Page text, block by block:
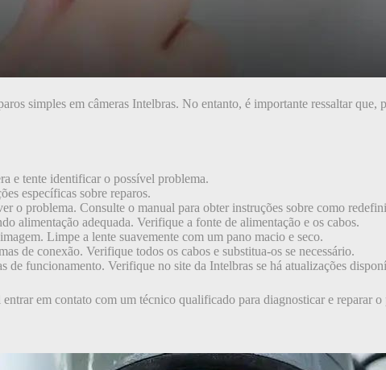
simples em câmeras Intelbras. No entanto, é importante ressaltar
e tente identificar o possível problema.
específicas sobre reparos.
o problema. Consulte o manual para obter instruções sobre como
alimentação adequada. Verifique a fonte de alimentação e os cabos.
Limpe a lente suavemente com um pano macio e seco.
de conexão. Verifique todos os cabos e substitua-os se necessário.
de funcionamento. Verifique no site da Intelbras se há atualizações
em contato com um técnico qualificado para diagnosticar e reparar